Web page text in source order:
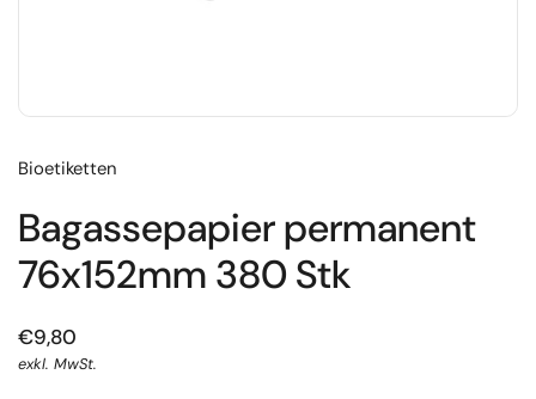
Bioetiketten
Bagassepapier permanent
76x152mm 380 Stk
€9,80
exkl. MwSt.